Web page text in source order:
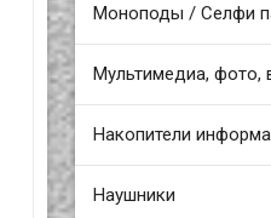
Моноподы / Селфи
Мультимедиа, фото,
Накопители
Наушники